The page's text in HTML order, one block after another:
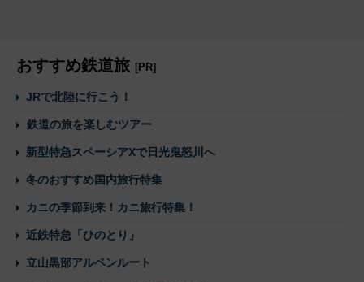
おすすめ鉄道旅 [PR]
JRで北陸に行こう！
鉄道の旅を楽しむツアー
新型特急スペーシアXで日光鬼怒川へ
冬のおすすめ国内旅行特集
カニの季節到来！カニ旅行特集！
近鉄特急「ひのとり」
立山黒部アルペンルート